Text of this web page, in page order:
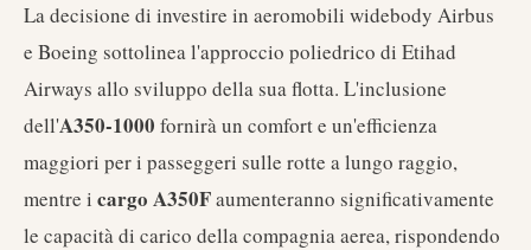
La decisione di investire in aeromobili widebody Airbus
e Boeing sottolinea l'approccio poliedrico di Etihad
Airways allo sviluppo della sua flotta. L'inclusione
dell'A350-1000 fornirà un comfort e un'efficienza
maggiori per i passeggeri sulle rotte a lungo raggio,
mentre i cargo A350Faumenteranno significativamente
le capacità di carico della compagnia aerea, rispondendo